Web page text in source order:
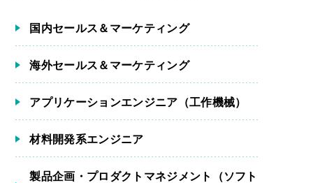
国内セールス＆マーケティング
海外セールス＆マーケティング
アプリケーションエンジニア（工作機械）
材料開発系エンジニア
製品企画・プロダクトマネジメント（ソフト